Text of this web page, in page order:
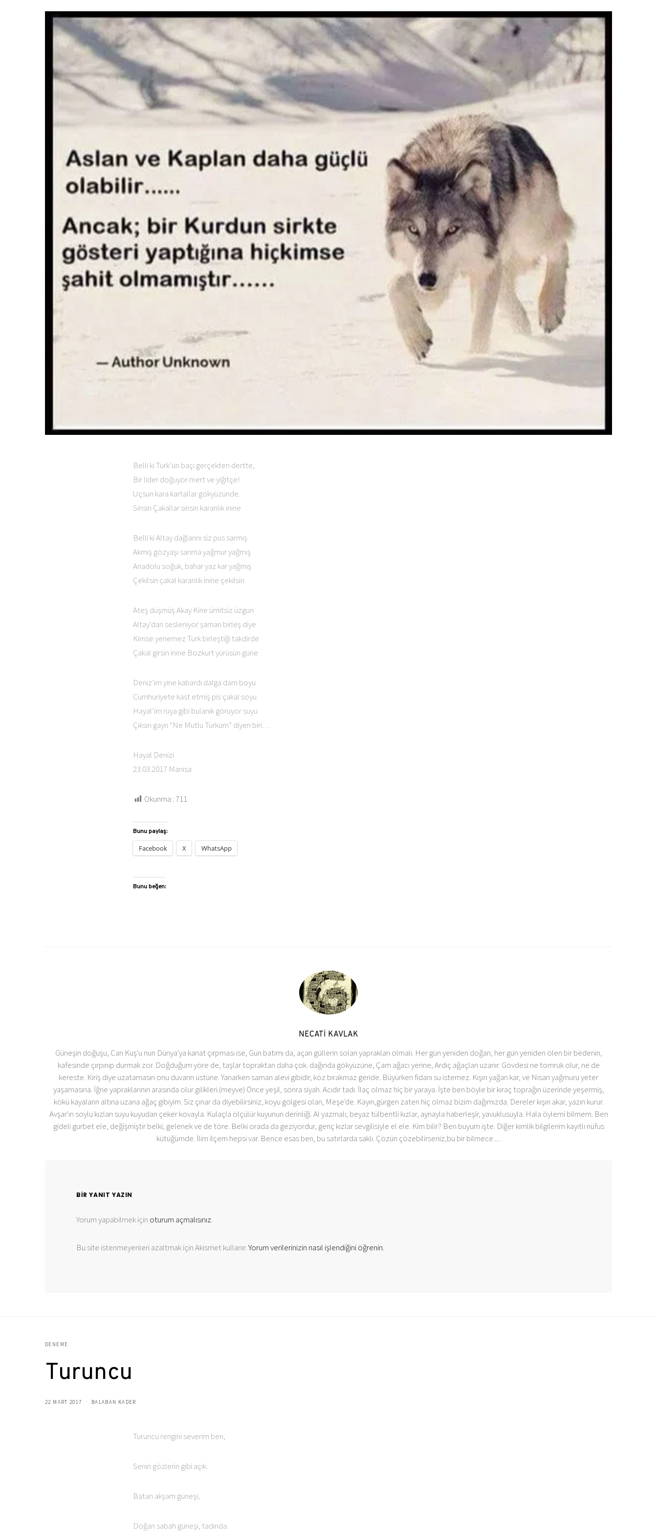
Belli ki Türk’ün baçı gerçekten dertte,
Bir lider doğuyor mert ve yiğitçe!
Uçsun kara kartallar gökyüzünde.
Sinsin Çakallar sinsin karanlık inine
Belli ki Altay dağlarını siz pus sarmış
Akmış gözyaşı sanma yağmur yağmış
Anadolu soğuk, bahar yaz kar yağmış
Çekilsin çakal karanlık inine çekilsin
Ateş düşmüş Akay Kine ümitsiz üzgün
Altay’dan sesleniyor şaman birleş diye
Kimse yenemez Türk birleştiği takdirde
Çakal girsin inine Bozkurt yürüsün güne
Deniz’im yine kabardı dalga dam boyu
Cumhuriyete kast etmiş pis çakal soyu
Hayal’im rüya gibi bulanık görüyor suyu
Çıksın gayrı “Ne Mutlu Türküm” diyen biri…
Hayal Denizi
23.03.2017 Manisa
Okunma :711
Bunu paylaş:
Facebook X WhatsApp
Bunu beğen:
NECATİ KAVLAK
Güneşin doğuşu, Can Kuş'u nun Dünya'ya kanat çırpması ise, Gün batımı da, açan güllerin solan yaprakları olmalı. Her gün yeniden doğan, her gün yeniden ölen bir bedenin,
kafesinde çırpınıp durmak zor. Doğduğum yöre de, taşlar topraktan daha çok. dağında gökyüzüne, Çam ağacı yerine, Ardıç ağaçları uzanır. Gövdesi ne tomruk olur, ne de
kereste. Kiriş diye uzatamasın onu duvarın üstüne. Yanarken saman alevi gibidir, köz bırakmaz geride. Büyürken fidanı su istemez. Kışın yağan kar, ve Nisan yağmuru yeter
yaşamasına. İğne yapraklarının arasında olur gılikleri.(meyve) Önce yeşil, sonra siyah. Acıdır tadı. İlaç olmaz hiç bir yaraya. İşte ben böyle bir kıraç toprağın üzerinde yeşermiş,
kökü kayaların altına uzana ağaç gibiyim. Siz çınar da diyebilirsiniz, koyu gölgesi olan, Meşe'de. Kayın,gürgen zaten hiç olmaz bizim dağımızda. Dereler kışın akar, yazın kurur.
Avşar'ın soylu kızları suyu kuyudan çeker kovayla. Kulaçla ölçülür kuyunun derinliği. Al yazmalı, beyaz tülbentli kızlar, aynayla haberleşir, yavuklusuyla. Hala öylemi bilmem. Ben
gideli gurbet ele, değişmiştir belki, gelenek ve de töre. Belki orada da geziyordur, genç kızlar sevgilisiyle el ele. Kim bilir? Ben buyum işte. Diğer kimlik bilgilerim kayıtlı nüfus
kütüğümde. İlim ilçem hepsi var. Bence esas ben, bu satırlarda saklı. Çözün çözebilirseniz,bu bir bilmece.....
BIR YANIT YAZIN
Yorum yapabilmek için oturum açmalısınız.
Bu site istenmeyenleri azaltmak için Akismet kullanır.Yorum verilerinizin nasıl işlendiğini öğrenin.
DENEME
Turuncu
22 MART 2017 BALABAN KADER
Turuncu rengini severim ben,
Senin gözlerin gibi açık.
Batan akşam güneşi,
Doğan sabah güneşi, tadında.